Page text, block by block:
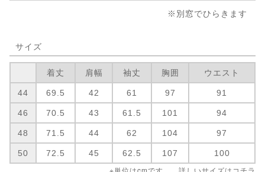
※別窓でひらきます
サイズ
着丈 肩幅 袖丈 胸囲 ウエスト
44 69.5 42 61 97 91
46 70.5 43 61.5 101 94
48 71.5 44 62 104 97
50 72.5 45 62.5 107 100